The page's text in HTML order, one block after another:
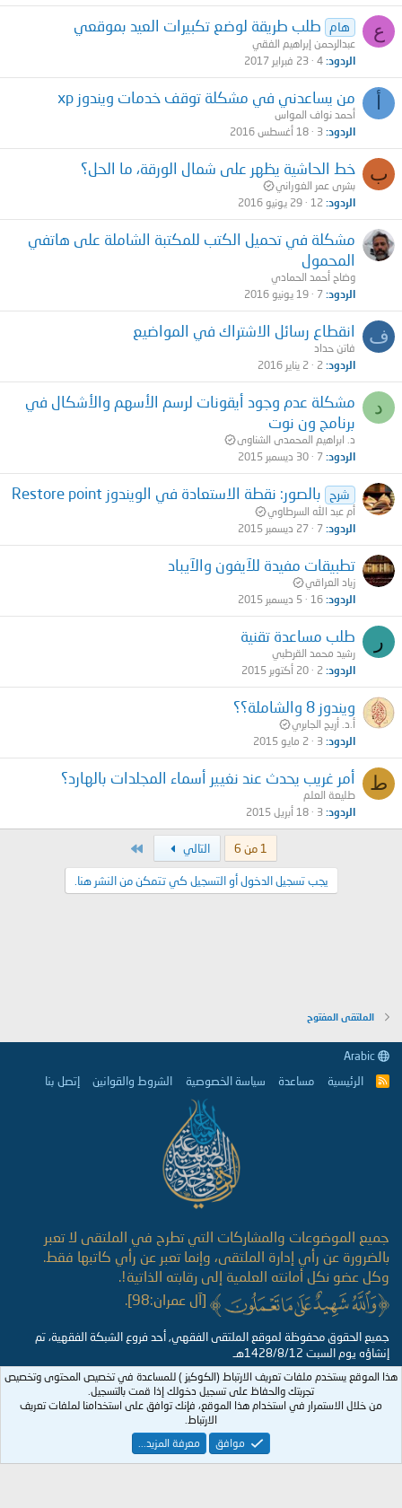
ع هام طلب طريقة لوضع تكبيرات العيد بموقعي
عبدالرحمن إبراهيم الفقي
الردود 4 23 فبراير 2017
أ من يساعدني في مشكلة توقف خدمات ويندوز xp
أحمد نواف المواس
الردود 3 18 أغسطس 2016
ب خط الحاشية يظهر على شمال الورقة، ما الحل؟
بشرى عمر الغوراني
الردود 12 29 يونيو 2016
مشكلة في تحميل الكتب للمكتبة الشاملة على هاتفي
المحمول
وضاح أحمد الحمادي
الردود 7 19 يونيو 2016
ف انقطاع رسائل الاشتراك في المواضيع
فاتن حداد
الردود 2 2 يناير 2016
د
مشكلة عدم وجود أيقونات لرسم الأسهم والأشكال في
برنامج ون نوت
د. ابراهيم المحمدى الشناوى
الردود 7 30 ديسمبر 2015
شرح بالصور: نقطة الاستعادة في الويندوز Restore point
أم عبد الله السرطاوي
الردود 7 27 ديسمبر 2015
تطبيقات مفيدة للآيفون والآيباد
زياد العراقي
الردود 16 5 ديسمبر 2015
ر طلب مساعدة تقنية
رشيد محمد القرطبي
الردود 2 20 أكتوبر 2015
ويندوز 8 والشاملة؟؟
أ.د. أريج الجابري
الردود 3 2 مايو 2015
ط أمر غريب يحدث عند نغيير أسماء المجلدات بالهارد؟
طليعة العلم
الردود 3 18 أبريل 2015
1 من 6 التالي
يجب تسجيل الدخول أو التسجيل كي تتمكن من النشر هنا.
الملتقى المفتوح
R
الرئيسية مساعدة سياسة الخصوصية الشروط والقوانين إتصل بنا
جميع الموضوعات والمشاركات التي تطرح في الملتقى لا تعبر
بالضرورة عن رأي إدارة الملتقى، وإنما تعبر عن رأي كاتبها فقط.
وكل عضو نكل أمانته العلمية إلى رقابته الذاتية!.
[آل عمران:98].
جميع الحقوق محفوظة لموقع الملتقى الفقهي, أحد فروع الشبكة الفقهية، تم
إنشاؤه يوم السبت 1428/8/12هـ
هذا الموقع يستخدم ملفات تعريف الارتباط (الكوكيز ) للمساعدة في تخصيص المحتوى وتخصيص
تجربتك والحفاظ على تسجيل دخولك إذا قمت بالتسجيل.
من خلال الاستمرار في استخدام هذا الموقع، فإنك توافق على استخدامنا لملفات تعريف
الارتباط.
موافق
معرفة المزيد...